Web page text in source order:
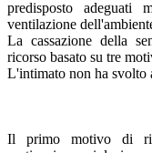
predisposto
ventilazione
La cassazione della
ricorso basato su tre
L'intimato non ha svolto
Il primo motivo di